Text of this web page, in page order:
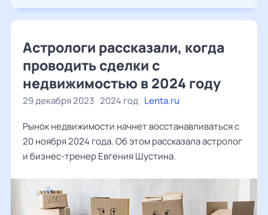
Астрологи рассказали, когда
проводить сделки с
недвижимостью в 2024 году
29 декабря 2023 2024 год Lenta.ru
Рынок недвижимости начнет восстанавливаться с
20 ноября 2024 года. Об этом рассказала астролог
и бизнес-тренер Евгения Шустина.